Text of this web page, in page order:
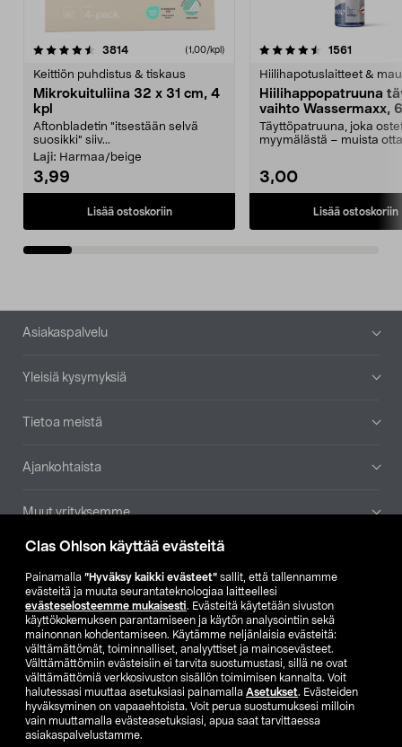
Clas Ohlson käyttää evästeitä
Painamalla ”Hyväksy kaikki evästeet” sallit, että tallennamme
evästeitä ja muuta seurantateknologiaa laitteellesi
evästeselosteemme mukaisesti. Evästeitä käytetään sivuston
käyttökokemuksen parantamiseen ja käytön analysointiin sekä
mainonnan kohdentamiseen. Käytämme neljänlaisia evästeitä:
välttämättömät, toiminnalliset, analyyttiset ja mainosevästeet.
Välttämättömiin evästeisiin ei tarvita suostumustasi, sillä ne ovat
välttämättömiä verkkosivuston sisällön toimimisen kannalta. Voit
halutessasi muuttaa asetuksiasi painamalla Asetukset. Evästeiden
hyväksyminen on vapaaehtoista. Voit perua suostumuksesi milloin
vain muuttamalla evästeasetuksiasi, apua saat tarvittaessa
asiakaspalvelustamme.
3814arvostelut (1,00/kpl)
Keittiön puhdistus & tiskaus
Mikrokuituliina 32 x 31 cm, 4
kpl
Aftonbladetin "itsestään selvä
suosikki" siiv...
Laji: Harmaa/beige
3,99
Lisää ostoskoriin
4.5viidestä
1561
Hiilihapotuslaitteet &
Hiilihappopatruuna
vaihto Wassermaxx,
Täyttöpatruuna, joka
myymälästä – muista
3,00
Lisää ostoskoriin
4.5viidestä
Alatunniste
Asiakaspalvelu
Yleisiä kysymyksiä
Tietoa meistä
Ajankohtaista
Muut yrityksemme
Etsi myymälä
SE NO FI
FI SV